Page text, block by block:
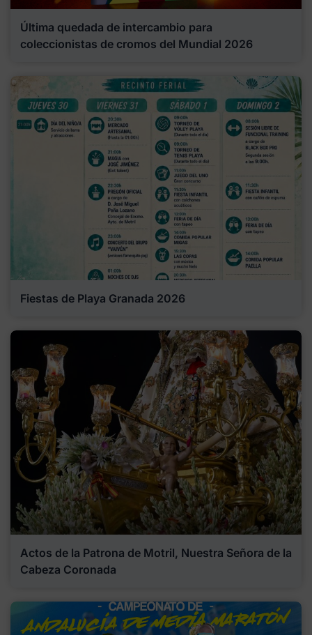
Última quedada de intercambio para
coleccionistas de cromos del Mundial 2026
Fiestas de Playa Granada 2026
Actos de la Patrona de Motril, Nuestra Señora de la
Cabeza Coronada